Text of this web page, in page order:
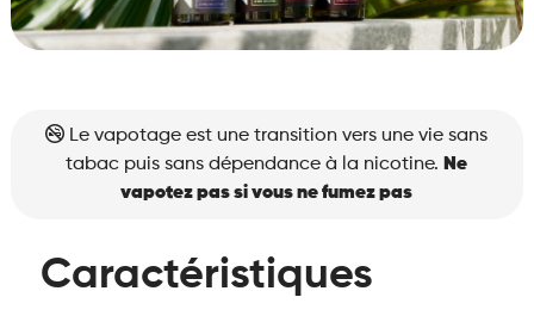
Le vapotage est une transition vers une vie sans
tabac puis sans dépendance à la nicotine. Ne
vapotez pas si vous ne fumez pas
Caractéristiques